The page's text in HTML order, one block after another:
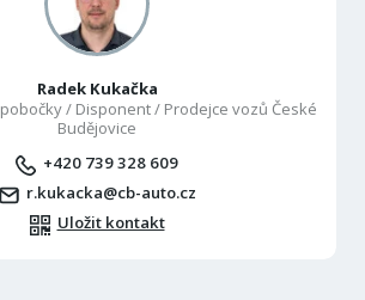
Radek Kukačka
/ Disponent / Prodejce vozů České
Budějovice
+420 739 328 609
r.kukacka@cb-auto.cz
Uložit kontakt